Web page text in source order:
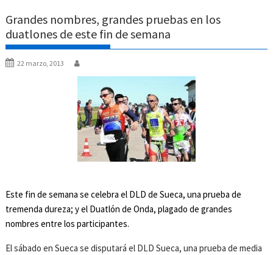
Grandes nombres, grandes pruebas en los
duatlones de este fin de semana
22 marzo, 2013
Este fin de semana se celebra el DLD de Sueca, una prueba de
tremenda dureza; y el Duatlón de Onda, plagado de grandes
nombres entre los participantes.
El sábado en Sueca se disputará el DLD Sueca, una prueba de media